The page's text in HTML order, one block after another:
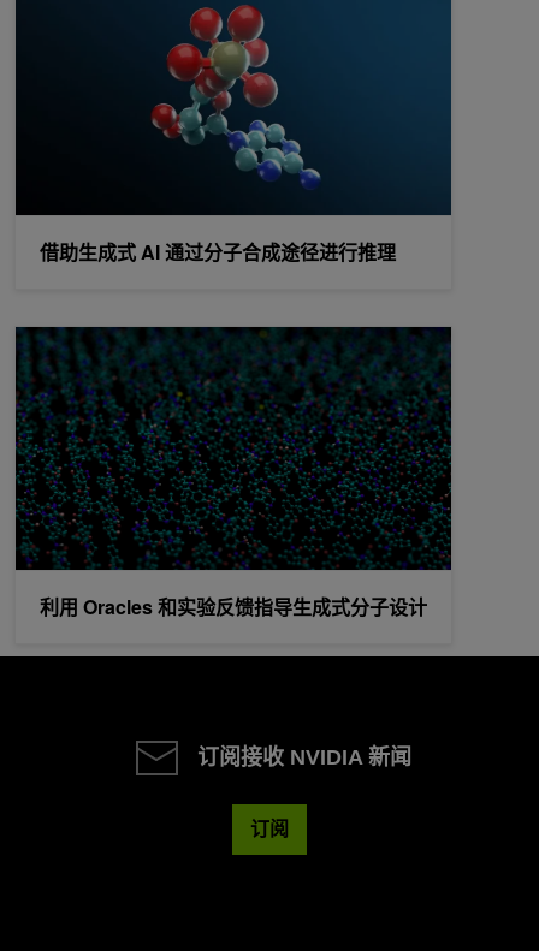
借助生成式 AI 通过分子合成途径进行推理
利用 Oracles 和实验反馈指导生成式分子设计
利用 Oracles 和实验反馈指导生成式分子设计
订阅接收 NVIDIA 新闻
订阅